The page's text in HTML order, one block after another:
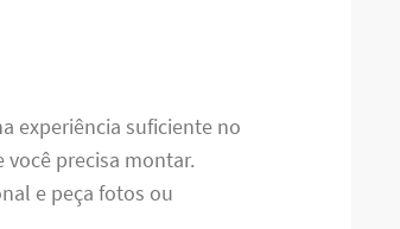
experiência suficiente no
precisa montar.
e peça fotos ou